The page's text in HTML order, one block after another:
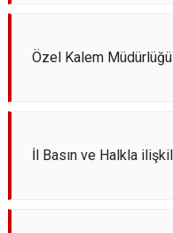
Özel Kalem Müdürlüğü
İl Basın ve Halkla